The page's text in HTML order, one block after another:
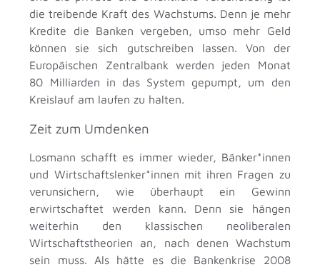
die treibende Kraft des Wachstums. Denn je mehr
Kredite die Banken vergeben, umso mehr Geld
können sie sich gutschreiben lassen. Von der
Europäischen Zentralbank werden jeden Monat
80 Milliarden in das System gepumpt, um den
Kreislauf am laufen zu halten.
Zeit zum Umdenken
Losmann schafft es immer wieder, Bänker*innen
und Wirtschaftslenker*innen mit ihren Fragen zu
verunsichern, wie überhaupt ein Gewinn
erwirtschaftet werden kann. Denn sie hängen
weiterhin den klassischen neoliberalen
Wirtschaftstheorien an, nach denen Wachstum
sein muss. Als hätte es die Bankenkrise 2008